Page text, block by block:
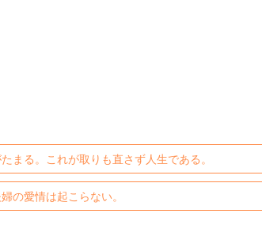
まる。これが取りも直さず人生である。
の愛情は起こらない。